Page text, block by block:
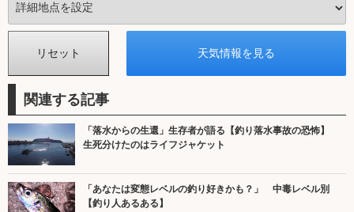
関連する記事
「落水からの生還」生存者が語る【釣り落水事故の恐怖】
生死分けたのはライフジャケット
「あなたは変態レベルの釣り好きかも？」 中毒レベル別
【釣り人あるある】